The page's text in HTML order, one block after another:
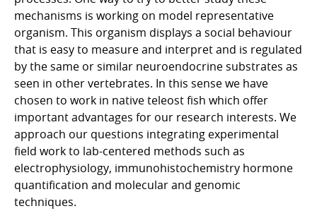
mechanisms is working on model representative
organism. This organism displays a social behaviour
that is easy to measure and interpret and is regulated
by the same or similar neuroendocrine substrates as
seen in other vertebrates. In this sense we have
chosen to work in native teleost fish which offer
important advantages for our research interests. We
approach our questions integrating experimental
field work to lab-centered methods such as
electrophysiology, immunohistochemistry hormone
quantification and molecular and genomic
techniques.